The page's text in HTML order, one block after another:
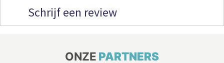
Schrijf een review
ONZE PARTNERS